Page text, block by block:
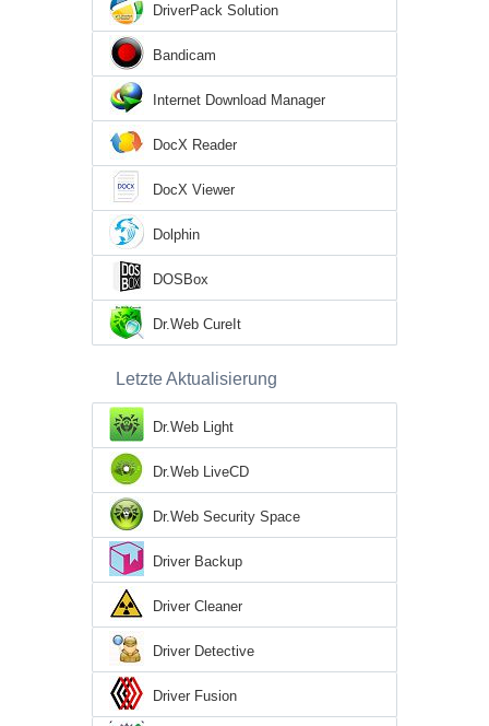
DriverPack Solution
Bandicam
Internet Download Manager
DocX Reader
DocX Viewer
Dolphin
DOSBox
Dr.Web CureIt
Letzte Aktualisierung
Dr.Web Light
Dr.Web LiveCD
Dr.Web Security Space
Driver Backup
Driver Cleaner
Driver Detective
Driver Fusion